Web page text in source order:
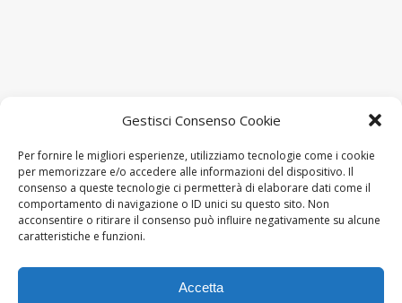
Gestisci Consenso Cookie
Per fornire le migliori esperienze, utilizziamo tecnologie come i cookie
per memorizzare e/o accedere alle informazioni del dispositivo. Il
consenso a queste tecnologie ci permetterà di elaborare dati come il
comportamento di navigazione o ID unici su questo sito. Non
acconsentire o ritirare il consenso può influire negativamente su alcune
caratteristiche e funzioni.
Accetta
Spectra srl Via J.F. Kennedy, 19 – 20871 VIMERCATE (MB)
P.IVA: 02090230968
CF: 07915850155